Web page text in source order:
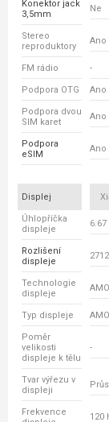
Konektor jack
3,5mm
Ne
Stereo
reproduktory
Ano
FM rádio -
Podpora OTG Ano
Podpora dvou
SIM karet
Ano
Podpora
eSIM
Ano
Displej
Úhlopříčka
displeje
6.67
Rozlišení
displeje
Technologie
displeje
Typ displeje
Poměr
velikosti
displeje k tělu
-
Tvar výřezu v
displeji
Frekvence
120